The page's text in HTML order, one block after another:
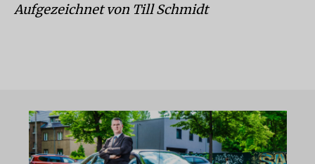
Aufgezeichnet von Till Schmidt